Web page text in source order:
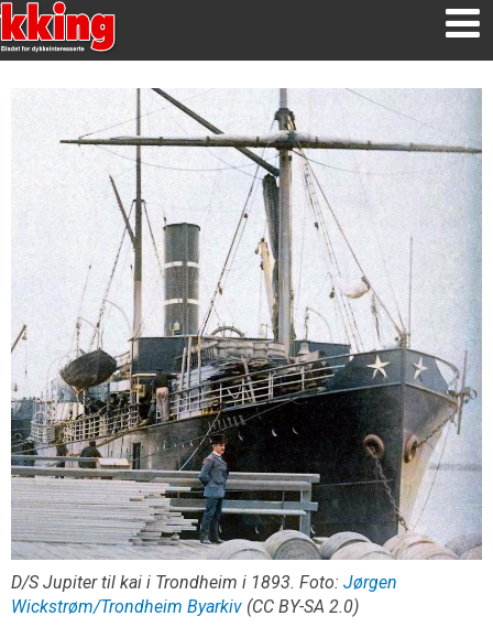
D/S Jupiter til kai i Trondheim i 1893. Foto: Jørgen
Wickstrøm/Trondheim Byarkiv (CC BY-SA 2.0)